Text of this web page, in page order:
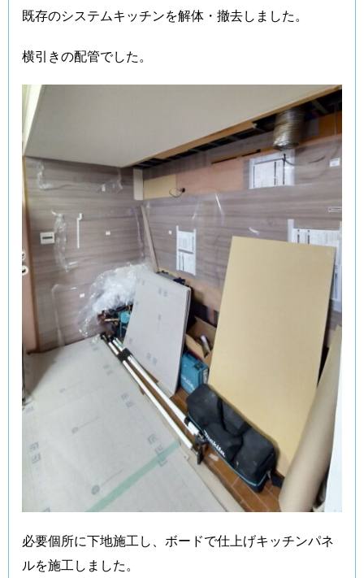
既存のシステムキッチンを解体・撤去しました。
横引きの配管でした。
必要個所に下地施工し、ボードで仕上げキッチンパネ
ルを施工しました。